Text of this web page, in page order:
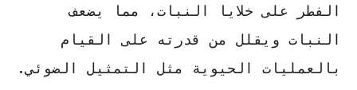
الفطر على خلايا النبات، مما يضعف
النبات ويقلل من قدرته على القيام
بالعمليات الحيوية مثل التمثيل الضوئي.